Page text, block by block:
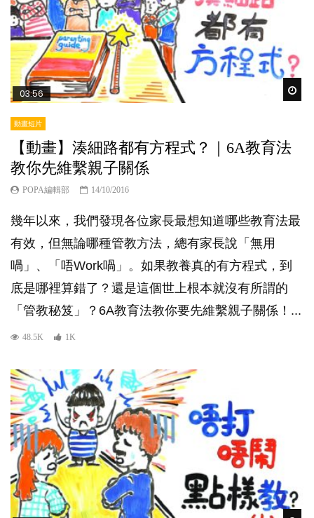
03:56
動畫短片
【動畫】湊細路都有方程式？｜6A教育法
教你先維繫親子關係
POPA編輯部 14/10/2016
幾年以來，我們發現各位家長最想知道哪些教育法最
有效，但無論哪種管教方法，總有家長說「無用
喎」、「唔Work喎」。如果教養真的有方程式，到
底是哪裡算錯了？還是這個世上根本就沒有所謂的
「管教秘笈」？6A教育法教你要先維繫親子關係！...
48.5K 1K